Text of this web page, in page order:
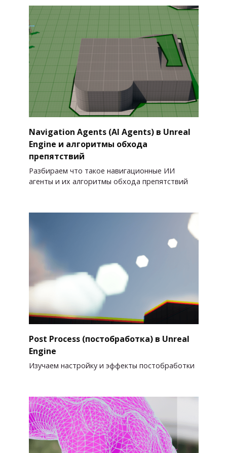
Navigation Agents (AI Agents) в Unreal
Engine и алгоритмы обхода
препятствий
Разбираем что такое навигационные ИИ
агенты и их алгоритмы обхода препятствий
Post Process (постобработка) в Unreal
Engine
Изучаем настройку и эффекты постобработки